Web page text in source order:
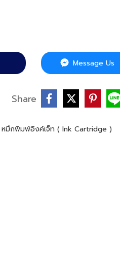
Message Us
Share
หมึกพิมพ์อิงค์เจ็ท ( Ink Cartridge )